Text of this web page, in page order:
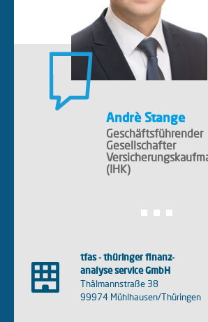
Andrè Stange
Geschäftsführender
Gesellschafter
(IHK)
tfas - thüringer finanz-
analyse service GmbH
Thälmannstraße 38
99974 Mühlhausen/Thüringen